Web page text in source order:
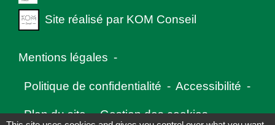
Site réalisé par KOM Conseil
Mentions légales -
Politique de confidentialité - Accessibilité -
Plan du site - Gestion des cookies